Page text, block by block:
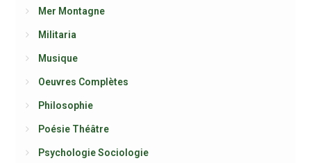
Mer Montagne
Militaria
Musique
Oeuvres Complètes
Philosophie
Poésie Théâtre
Psychologie Sociologie